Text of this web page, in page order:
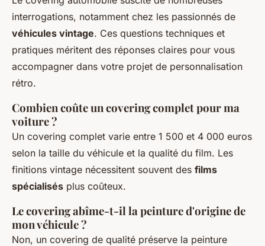
interrogations, notamment chez les passionnés de
véhicules vintage. Ces questions techniques et
pratiques méritent des réponses claires pour vous
accompagner dans votre projet de personnalisation
rétro.
Combien coûte un covering complet pour ma
voiture ?
Un covering complet varie entre 1 500 et 4 000 euros
selon la taille du véhicule et la qualité du film. Les
finitions vintage nécessitent souvent des films
spécialisés plus coûteux.
Le covering abîme-t-il la peinture d'origine de
mon véhicule ?
Non, un covering de qualité préserve la peinture